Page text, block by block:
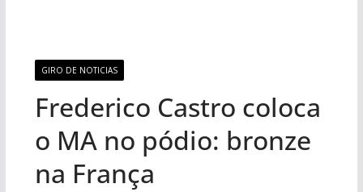
GIRO DE NOTICIAS
Frederico Castro coloca
o MA no pódio: bronze
na França